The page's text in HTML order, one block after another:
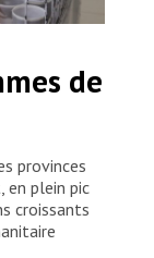
dans
© Shuk
de
provinces
en plein pic
croissants